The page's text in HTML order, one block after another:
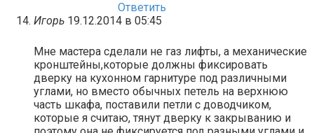
Ответить
Игорь 19.12.2014 в 05:45
Мне мастера сделали не газ лифты, а механические
кронштейны,которые должны фиксировать
дверку на кухонном гарнитуре под различными
углами, но вместо обычных петель на верхнюю
часть шкафа, поставили петли с доводчиком,
которые я считаю, тянут дверку к закрыванию и